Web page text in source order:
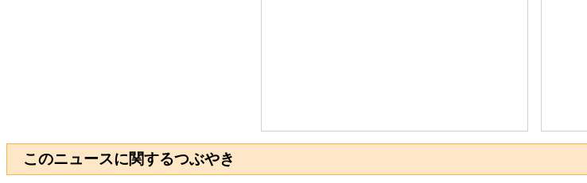
このニュースに関するつぶやき